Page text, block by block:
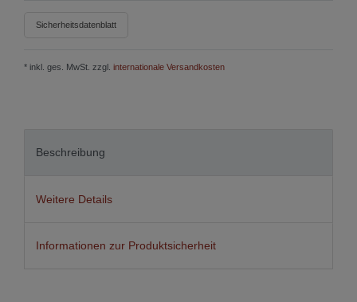
Sicherheitsdatenblatt
* inkl. ges. MwSt. zzgl. internationale Versandkosten
Beschreibung
Weitere Details
Informationen zur Produktsicherheit